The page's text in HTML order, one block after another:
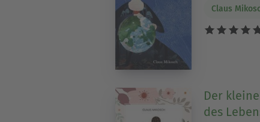
Claus
Der
des